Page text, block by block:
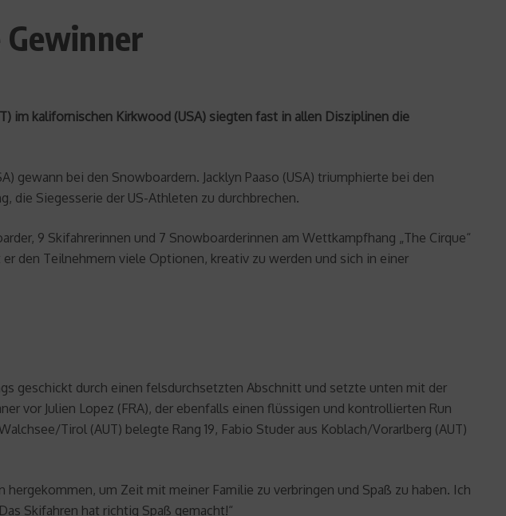
im kalifornischen Kirkwood (USA) siegten fast in allen Disziplinen die
gewann bei den Snowboardern. Jacklyn Paaso (USA) triumphierte bei den
die Siegesserie der US-Athleten zu durchbrechen.
9 Skifahrerinnen und 7 Snowboarderinnen am Wettkampfhang „The Cirque“
den Teilnehmern viele Optionen, kreativ zu werden und sich in einer
geschickt durch einen felsdurchsetzten Abschnitt und setzte unten mit der
vor Julien Lopez (FRA), der ebenfalls einen flüssigen und kontrollierten Run
Tirol (AUT) belegte Rang 19, Fabio Studer aus Koblach/Vorarlberg (AUT)
um Zeit mit meiner Familie zu verbringen und Spaß zu haben. Ich
Skifahren hat richtig Spaß gemacht!“